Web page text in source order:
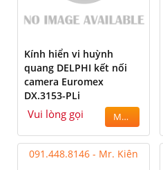
Kính hiển vi huỳnh
quang DELPHI kết nối
camera Euromex
DX.3153-PLi
Vui lòng gọi MUA
091.448.8146 - Mr. Kiên